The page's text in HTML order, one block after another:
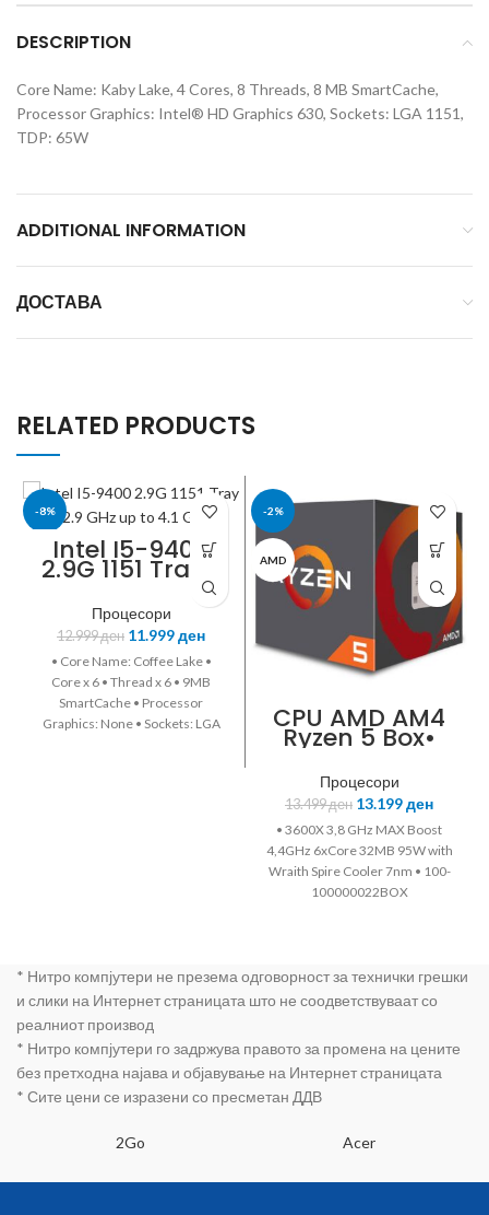
DESCRIPTION
Core Name: Kaby Lake, 4 Cores, 8 Threads, 8 MB SmartCache,
Processor Graphics: Intel® HD Graphics 630, Sockets: LGA 1151,
TDP: 65W
ADDITIONAL INFORMATION
ДОСТАВА
RELATED PRODUCTS
-8%
INTELIntel I5-9400
2.9G 1151 Tray •
2.9 GHz up to
4.1 GHz
Процесори
12.999ден 11.999ден
• Core Name: Coffee Lake •
Core x 6 • Thread x 6 • 9MB
SmartCache • Processor
Graphics: None • Sockets: LGA
-2%
AMD
CPU AMD AM4
Ryzen 5 Box•
3600X 3,8 GHz
MAX Boost
4,4GHz
Процесори
13.499ден 13.199ден
• 3600X 3,8 GHz MAX Boost
4,4GHz 6xCore 32MB 95W with
Wraith Spire Cooler 7nm • 100-
100000022BOX
* Нитро компјутери не презема одговорност за технички грешки
и слики на Интернет страницата што не соодветствуваат со
реалниот производ
* Нитро компјутери го задржува правото за промена на цените
без претходна најава и објавување на Интернет страницата
* Сите цени се изразени со пресметан ДДВ
2Go Acer